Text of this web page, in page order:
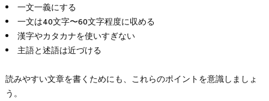
一文一義にする
一文は40文字〜60文字程度に収める
漢字やカタカナを使いすぎない
主語と述語は近づける
読みやすい文章を書くためにも、これらのポイントを意識しましょ
う。